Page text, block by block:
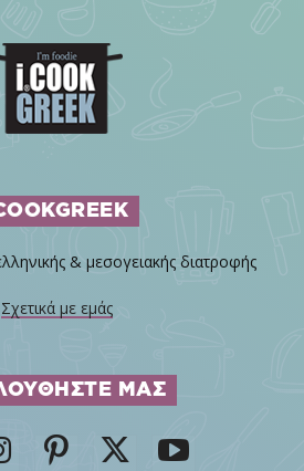
& μεσογειακής διατροφής
Σχετικά με εμάς
ΜΑΣ